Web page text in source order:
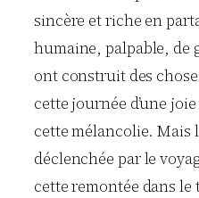
sincère et riche en
humaine, palpable, de
ont construit des
cette journée d’une
cette mélancolie. Mais
déclenchée par le
cette remontée dans le